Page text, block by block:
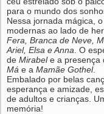
para o mundo dos
Nessa jornada mágica,
modernas ao lado de
Fera, Branca de Neve,
Ariel, Elsa e Anna . O
de Mirabele a presença
Má e a Mamãe Gothel.
Embalado por belas
esperança e amizade,
de adultos e crianças.
memória!